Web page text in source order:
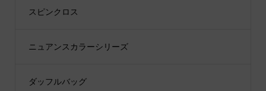
スピンクロス
ニュアンスカラーシリーズ
ダッフルバッグ